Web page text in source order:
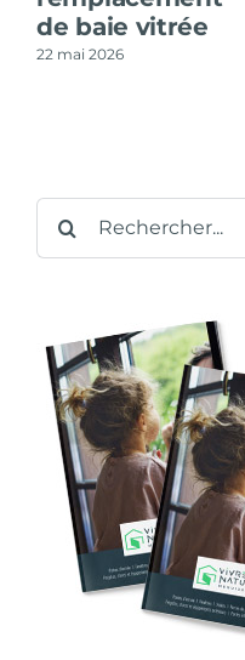
de baie vitrée
22 mai 2026
Rechercher: